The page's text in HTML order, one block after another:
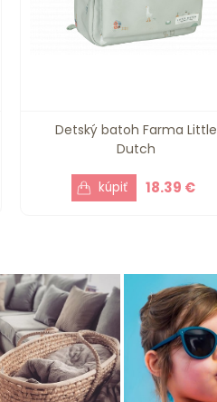
Detský batoh Farma Little
Dutch
18.39 €